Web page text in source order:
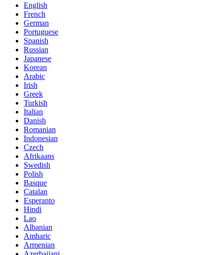
English
French
German
Portuguese
Spanish
Russian
Japanese
Korean
Arabic
Irish
Greek
Turkish
Italian
Danish
Romanian
Indonesian
Czech
Afrikaans
Swedish
Polish
Basque
Catalan
Esperanto
Hindi
Lao
Albanian
Amharic
Armenian